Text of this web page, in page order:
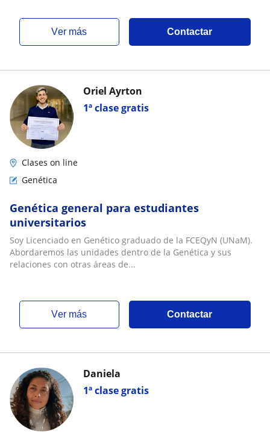
ver más Contactar
1ª clase gratis
Oriel Ayrton
Clases on line
Genética
Genética general para estudiantes
universitarios
Soy Licenciado en Genético graduado de la FCEQyN (UNaM).
Abordaremos las unidades dentro de la Genética y sus
relaciones con otras áreas de...
ver más Contactar
1ª clase gratis
Daniela